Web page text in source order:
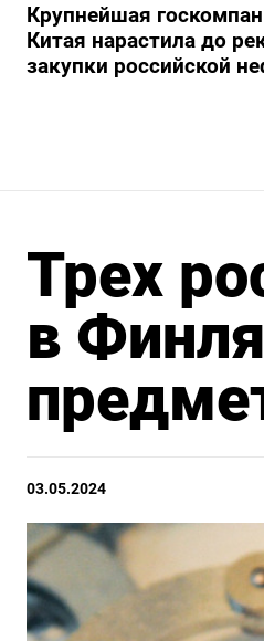
Крупнейшая
Китая нарастила до
закупки российской
Трех
в
03.05.2024